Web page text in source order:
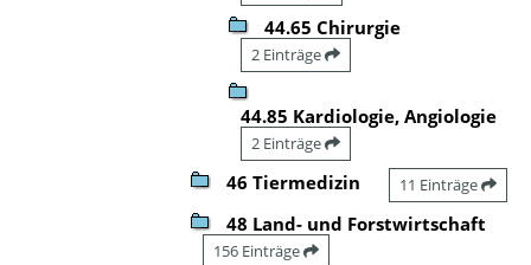
44.65 Chirurgie
2 Einträge
44.85 Kardiologie, Angiologie
2 Einträge
46 Tiermedizin 11 Einträge
48 Land- und Forstwirtschaft
156 Einträge